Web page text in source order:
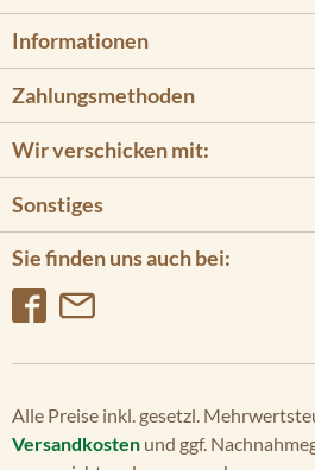
Informationen
Sie finden uns auch bei:
Zahlungsmethoden
Wir verschicken mit:
Sonstiges
Alle Preise inkl. gesetzl.
Versandkosten und ggf.